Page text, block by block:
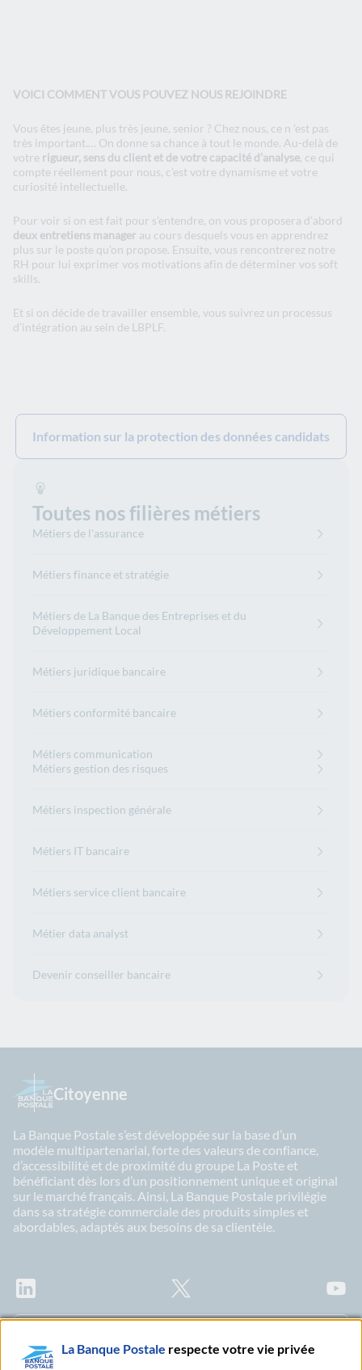
VOICI COMMENT VOUS POUVEZ NOUS REJOINDRE
Vous êtes jeune, plus très jeune, senior ? Chez nous, ce n ’est pas
très important.… On donne sa chance à tout le monde. Au-delà de
votre rigueur, sens du client et de votre capacité d’analyse, ce qui
compte réellement pour nous, c’est votre dynamisme et votre
curiosité intellectuelle.
Pour voir si on est fait pour s’entendre, on vous proposera d’abord
deux entretiens manager au cours desquels vous en apprendrez
plus sur le poste qu’on propose. Ensuite, vous rencontrerez notre
RH pour lui exprimer vos motivations afin de déterminer vos soft
skills.
Et si on décide de travailler ensemble, vous suivrez un processus
d’intégration au sein de LBPLF.
Information sur la protection des données candidats
Toutes nos filières métiers
Métiers de l'assurance
Métiers finance et stratégie
Métiers de La Banque des Entreprises et du
Développement Local
Métiers juridique bancaire
Métiers conformité bancaire
Métiers communication
Métiers gestion des risques
Métiers inspection générale
Métiers IT bancaire
Métiers service client bancaire
Métier data analyst
Devenir conseiller bancaire
Citoyenne
La Banque Postale s’est développée sur la base d’un
modèle multipartenarial, forte des valeurs de confiance,
d’accessibilité et de proximité du groupe La Poste et
bénéficiant dès lors d’un positionnement unique et original
sur le marché français. Ainsi, La Banque Postale privilégie
dans sa stratégie commerciale des produits simples et
abordables, adaptés aux besoins de sa clientèle.
Citoyenne
La Banque Postale respecte votre vie privée